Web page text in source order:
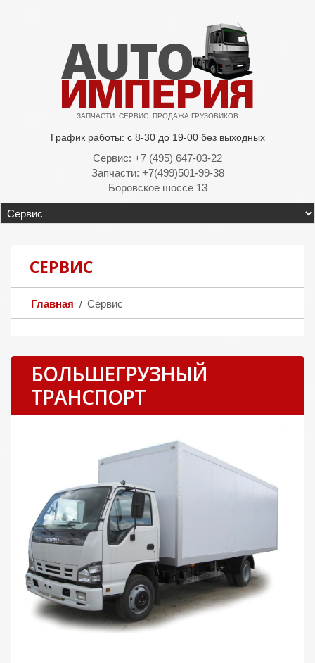
ЗАПЧАСТИ. СЕРВИС. ПРОДАЖА ГРУЗОВИКОВ
График работы: с 8-30 до 19-00 без выходных
Сервис: +7 (495) 647-03-22
Запчасти: +7(499)501-99-38
Боровское шоссе 13
СЕРВИС
Главная Сервис
БОЛЬШЕГРУЗНЫЙ
ТРАНСПОРТ